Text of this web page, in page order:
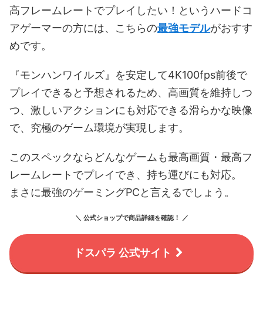
高フレームレートでプレイしたい！というハードコ
アゲーマーの方には、こちらの最強モデルがおすす
めです。
『モンハンワイルズ』を安定して4K100fps前後で
プレイできると予想されるため、高画質を維持しつ
つ、激しいアクションにも対応できる滑らかな映像
で、究極のゲーム環境が実現します。
このスペックならどんなゲームも最高画質・最高フ
レームレートでプレイでき、持ち運びにも対応。
まさに最強のゲーミングPCと言えるでしょう。
＼ 公式ショップで商品詳細を確認！ ／
ドスパラ 公式サイト